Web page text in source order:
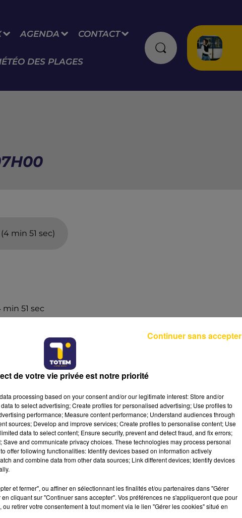
AGENDA CONTACT
DES PLAGES
min 51 sec)
51 sec
NORD
de votre vie privée est notre priorité
processing based on your consent and/or our legitimate interest: Store and/or
to select advertising; Create profiles for personalised advertising; Use profiles to
performance; Measure content performance; Understand audiences through
sources; Develop and improve services; Create profiles to personalise content; Use
data to select content; Ensure security, prevent and detect fraud, and fix errors;
and communicate privacy choices. These technologies may process personal
offer following functionalities: Identify devices based on information actively
and combine data from other data sources; Link different devices; Identify devices
et fermer", ou affiner en sélectionnant les finalités et/ou partenaires dans "Gérer
cliquant sur "Continuer sans accepter". Vos préférences ne s'appliqueront que pour
retirer votre consentement à tout moment via le lien "Gérer les cookies" situé en
Continuer sans accepter